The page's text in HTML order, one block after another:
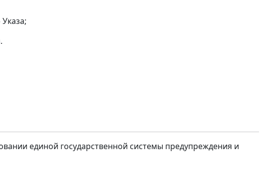
единой государственной системы предупреждения и